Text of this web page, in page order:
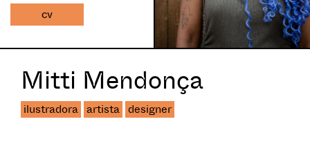
cv
Mitti Mendonça
ilustradora artista designer